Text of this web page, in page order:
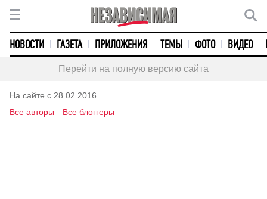
НОВОСТИ ГАЗЕТА ПРИЛОЖЕНИЯ ТЕМЫ ФОТО ВИДЕО
Перейти на полную версию сайта
На сайте с 28.02.2016
Все авторы
Все блоггеры